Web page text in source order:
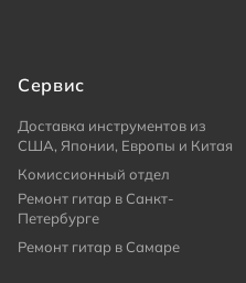
Сервис
Доставка инструментов из
США, Японии, Европы и Китая
Комиссионный отдел
Ремонт гитар в Санкт-
Петербурге
Ремонт гитар в Самаре